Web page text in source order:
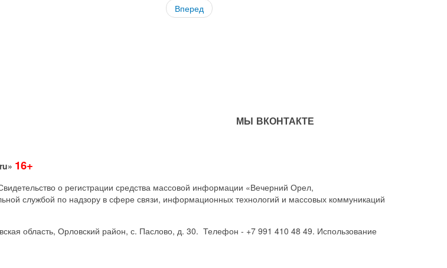
Вперед
МЫ ВКОНТАКТЕ
16+
о регистрации средства массовой информации «Вечерний Орел,
службой по надзору в сфере связи, информационных технологий и массовых коммуникаций
область, Орловский район, с. Паслово, д. 30. Телефон - +7 991 410 48 49. Использование